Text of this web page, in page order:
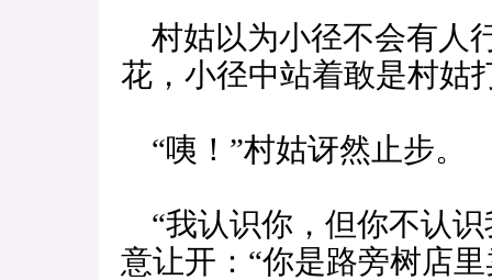
村姑以为小径不会有人
花，小径中站着敢是村姑
“咦！”村姑讶然止步。
“我认识你，但你不认识
意让开：“你是路旁树店